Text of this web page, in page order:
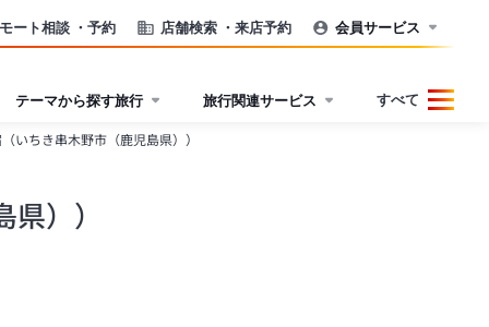
ート相談 ・予約 店舗検索 ・来店予約 会員サービス
テーマから探す旅行 旅行関連サービス すべて
いちき串木野市（鹿児島県））
））